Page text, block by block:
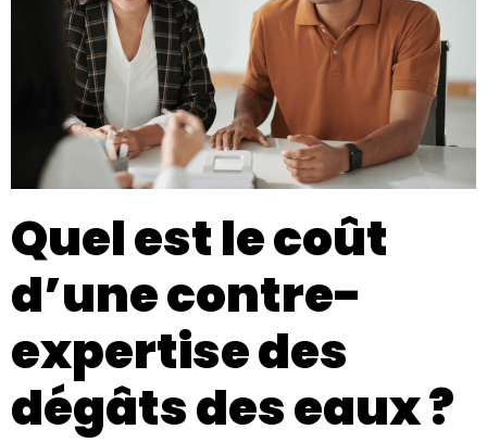
Quel est le coût
d’une contre-
expertise des
dégâts des eaux ?